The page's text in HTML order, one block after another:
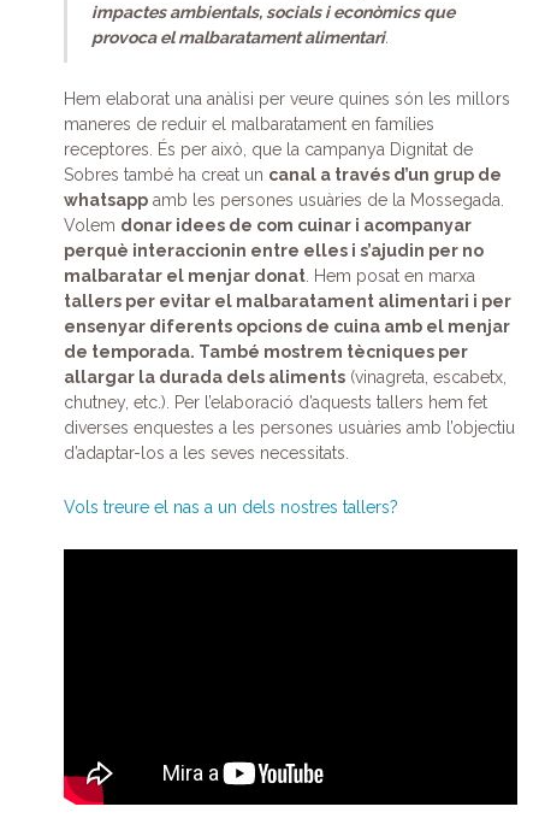
impactes ambientals, socials i econòmics que
provoca el malbaratament alimentari.
Hem elaborat una anàlisi per veure quines són les millors
maneres de reduir el malbaratament en famílies
receptores. És per això, que la campanya Dignitat de
Sobres també ha creat un canal a través d’un grup de
whatsappamb les persones usuàries de la Mossegada.
Volem donar idees de com cuinar i acompanyar
perquè interaccionin entre elles i s’ajudin per no
malbaratar el menjar donat. Hem posat en marxa
tallers per evitar el malbaratament alimentari i per
ensenyar diferents opcions de cuina amb el menjar
de temporada. També mostrem tècniques per
allargar la durada dels aliments(vinagreta, escabetx,
chutney, etc.). Per l’elaboració d’aquests tallers hem fet
diverses enquestes a les persones usuàries amb l’objectiu
d’adaptar-los a les seves necessitats.
Vols treure el nas a un dels nostres tallers?